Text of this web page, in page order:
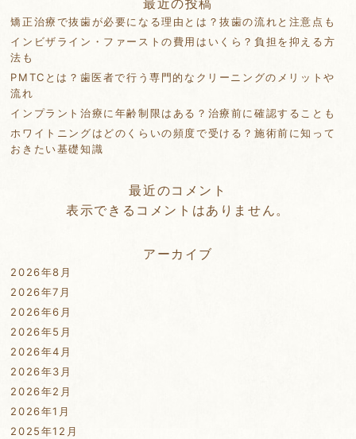
最近の投稿
矯正治療で抜歯が必要になる理由とは？抜歯の流れと注意点も
インビザライン・ファーストの費用はいくら？負担を抑える方
法も
PMTCとは？歯医者で行う専門的なクリーニングのメリットや
流れ
インプラント治療に年齢制限はある？治療前に確認することも
ホワイトニングはどのくらいの頻度で受ける？施術前に知って
おきたい基礎知識
最近のコメント
表示できるコメントはありません。
アーカイブ
2026年8月
2026年7月
2026年6月
2026年5月
2026年4月
2026年3月
2026年2月
2026年1月
2025年12月